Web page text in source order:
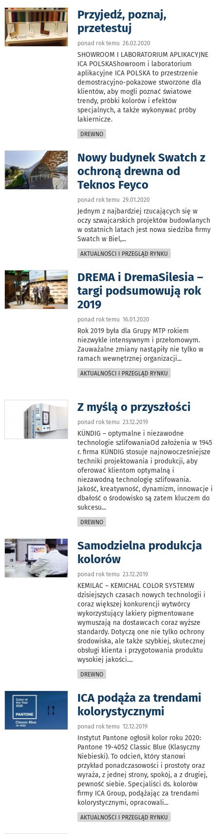
Przyjedź, poznaj,
przetestuj
ponad rok temu 26.02.2020
SHOWROOM I LABORATORIUM APLIKACYJNE
ICA POLSKAShowroom i laboratorium
aplikacyjne ICA POLSKA to przestrzenie
demostracyjno-pokazowe stworzone dla
klientów, aby mogli poznać światowe
trendy, próbki kolorów i efektów
specjalnych, a także wykonywać próby
lakiernicze.
DREWNO
Nowy budynek Swatch z
ochroną drewna od
Teknos Feyco
ponad rok temu 29.01.2020
Jednym z najbardziej rzucających się w
oczy szwajcarskich projektów budowlanych
w ostatnich latach jest nowa siedziba firmy
Swatch w Biel,...
AKTUALNOŚCI I PRZEGLĄD RYNKU
DREMA i DremaSilesia –
targi podsumowują rok
2019
ponad rok temu 16.01.2020
Rok 2019 była dla Grupy MTP rokiem
niezwykle intensywnym i przełomowym.
Zauważalne zmiany nastąpiły nie tylko w
ramach wewnętrznej organizacji...
AKTUALNOŚCI I PRZEGLĄD RYNKU
Z myślą o przyszłości
ponad rok temu 23.12.2019
KÜNDIG – optymalne i niezawodne
technologie szlifowaniaOd założenia w 1945
r. firma KÜNDIG stosuje najnowocześniejsze
techniki projektowania i produkcji, aby
oferować klientom optymalną i
niezawodną technologię szlifowania.
Jakość, kreatywność, dynamizm, innowacje i
dbałość o środowisko są zatem kluczem do
sukcesu...
DREWNO
Samodzielna produkcja
kolorów
ponad rok temu 23.12.2019
KEMILAC – KEMICHAL COLOR SYSTEMW
dzisiejszych czasach nowych technologii i
coraz większej konkurencji wytwórcy
wykorzystujący lakiery pigmentowane
wymuszają na dostawcach coraz wyższe
standardy. Dotyczą one nie tylko ochrony
środowiska, ale także szybkiej, skutecznej
obsługi klienta i przygotowania produktu
wysokiej jakości....
DREWNO
ICA podąża za trendami
kolorystycznymi
ponad rok temu 12.12.2019
Instytut Pantone ogłosił kolor roku 2020:
Pantone 19-4052 Classic Blue (Klasyczny
Niebieski). To odcień, który stanowi
przykład ponadczasowości i prostoty oraz
wyraża, z jednej strony, spokój, a z drugiej,
pewność siebie. Specjaliści ds. kolorów
firmy ICA Group, podążając za trendami
kolorystycznymi, opracowali...
AKTUALNOŚCI I PRZEGLĄD RYNKU